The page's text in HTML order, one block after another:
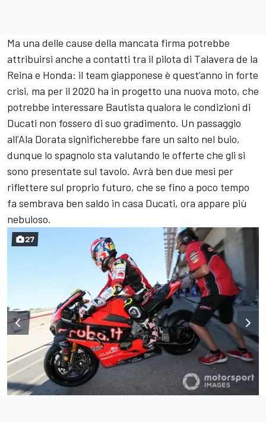
Ma una delle cause della mancata firma potrebbe
attribuirsi anche a contatti tra il pilota di Talavera de la
Reina e Honda: il team giapponese è quest’anno in forte
crisi, ma per il 2020 ha in progetto una nuova moto, che
potrebbe interessare Bautista qualora le condizioni di
Ducati non fossero di suo gradimento. Un passaggio
all’Ala Dorata significherebbe fare un salto nel buio,
dunque lo spagnolo sta valutando le offerte che gli si
sono presentate sul tavolo. Avrà ben due mesi per
riflettere sul proprio futuro, che se fino a poco tempo
fa sembrava ben saldo in casa Ducati, ora appare più
nebuloso.
27